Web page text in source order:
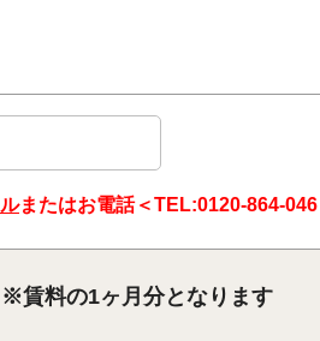
またはお電話＜TEL:0120-864-046
※賃料の1ヶ月分となります